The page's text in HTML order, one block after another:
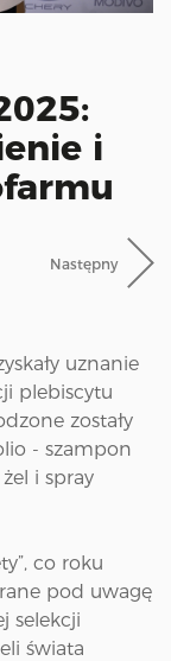
i
i
Następny
uznanie
plebiscytu
zostały
- szampon
i spray
co roku
pod uwagę
selekcji
świata